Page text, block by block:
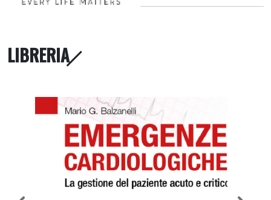
LIBRERIA